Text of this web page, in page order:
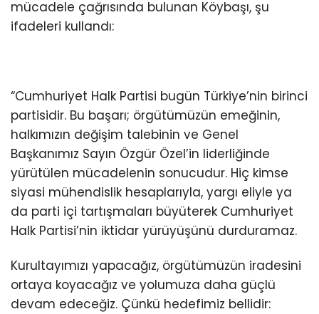
mücadele çağrısında bulunan Köybaşı, şu
ifadeleri kullandı:
“Cumhuriyet Halk Partisi bugün Türkiye’nin birinci
partisidir. Bu başarı; örgütümüzün emeğinin,
halkımızın değişim talebinin ve Genel
Başkanımız Sayın Özgür Özel’in liderliğinde
yürütülen mücadelenin sonucudur. Hiç kimse
siyasi mühendislik hesaplarıyla, yargı eliyle ya
da parti içi tartışmaları büyüterek Cumhuriyet
Halk Partisi’nin iktidar yürüyüşünü durduramaz.
Kurultayımızı yapacağız, örgütümüzün iradesini
ortaya koyacağız ve yolumuza daha güçlü
devam edeceğiz. Çünkü hedefimiz bellidir: